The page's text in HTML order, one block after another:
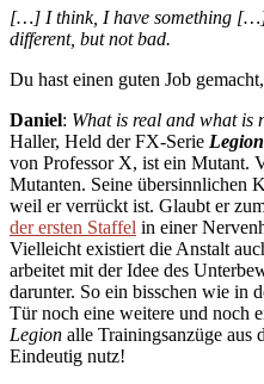
[…] I think, I have something […]
different, but not bad.
Du hast einen guten Job
Daniel: What is real and what is
Haller, Held der FX-Serie Legion
von Professor X, ist ein Mutant.
Mutanten. Seine übersinnlichen
weil er verrückt ist. Glaubt er
der ersten Staffel in einer
Vielleicht existiert die Anstalt
arbeitet mit der Idee des
darunter. So ein bisschen wie in
Tür noch eine weitere und noch
Legion alle Trainingsanzüge aus
Eindeutig nutz!